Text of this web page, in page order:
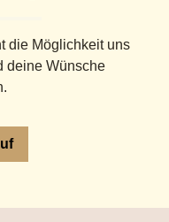
die Möglichkeit uns
deine Wünsche